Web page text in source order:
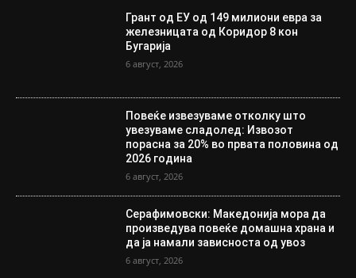
Грант од ЕУ од 149 милиони евра за
железницата од Коридор 8 кон
Бугарија
6 август, 2026
Повеќе извезуваме отколку што
увезуваме сладолед: Извозот
порасна за 20% во првата половина од
2026 година
6 август, 2026
Серафимовски: Македонија мора да
произведува повеќе домашна храна и
да ја намали зависноста од увоз
6 август, 2026